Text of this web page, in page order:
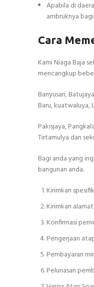
Apabila di
ambruknya
Cara
Kami Niaga Baja
mencangkup
Banyusari,
Baru, kuatwaluya,
Pakisjaya,
Tirtamulya dan
Bagi anda yang
bangunan anda.
Kirimkan
Kirimkan
Konfirmasi
Pengerjaan
Pembayaran
Pelunasan